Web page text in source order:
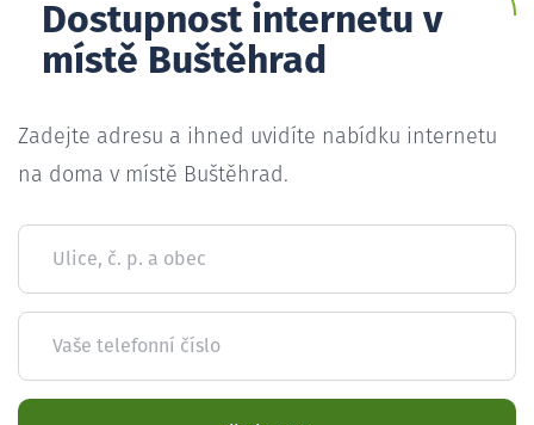
Dostupnost internetu v
místě Buštěhrad
Zadejte adresu a ihned uvidíte nabídku internetu
na doma v místě Buštěhrad.
Ulice, č. p. a obec
Vaše telefonní číslo